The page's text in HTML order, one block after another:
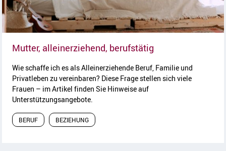
Mutter, alleinerziehend, berufstätig
Wie schaffe ich es als Alleinerziehende Beruf, Familie und
Privatleben zu vereinbaren? Diese Frage stellen sich viele
Frauen – im Artikel finden Sie Hinweise auf
Unterstützungsangebote.
BERUF BEZIEHUNG